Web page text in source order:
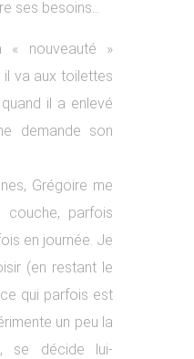
ses besoins…
« nouveauté »
il va aux toilettes
il a enlevé
demande son
Grégoire me
couche, parfois
en journée. Je
(en restant le
qui parfois est
un peu la
se décide lui-